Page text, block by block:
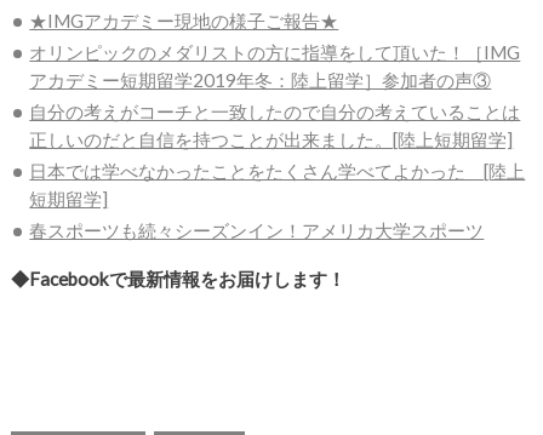
★IMGアカデミー現地の様子ご報告★
オリンピックのメダリストの方に指導をして頂いた！［IMG
アカデミー短期留学2019年冬：陸上留学］参加者の声③
自分の考えがコーチと一致したので自分の考えていることは
正しいのだと自信を持つことが出来ました。[陸上短期留学]
日本では学べなかったことをたくさん学べてよかった [陸上
短期留学]
春スポーツも続々シーズンイン！アメリカ大学スポーツ
◆Facebookで最新情報をお届けします！